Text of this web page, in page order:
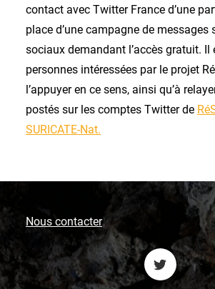
contact avec Twitter France d’une
place d’une campagne de messages
sociaux demandant l’accès gratuit. Il
personnes intéressées par le projet
l’appuyer en ce sens, ainsi qu’à
postés sur les comptes Twitter de
SURICATE-Nat.
Nous contacter